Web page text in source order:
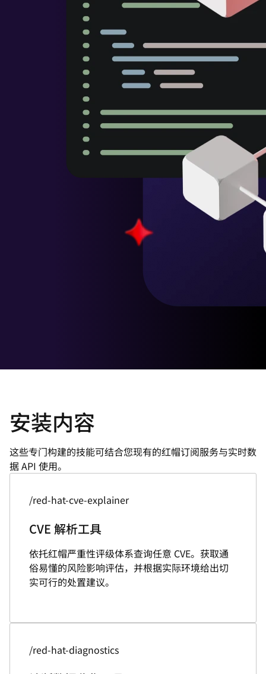
安装内容
这些专门构建的技能可结合您现有的红帽订阅服务与实时数
据 API 使用。
/red-hat-cve-explainer
CVE 解析工具
依托红帽严重性评级体系查询任意 CVE。获取通
俗易懂的风险影响评估，并根据实际环境给出切
实可行的处置建议。
/red-hat-diagnostics